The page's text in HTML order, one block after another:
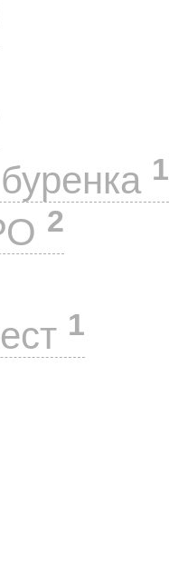
1
2
1